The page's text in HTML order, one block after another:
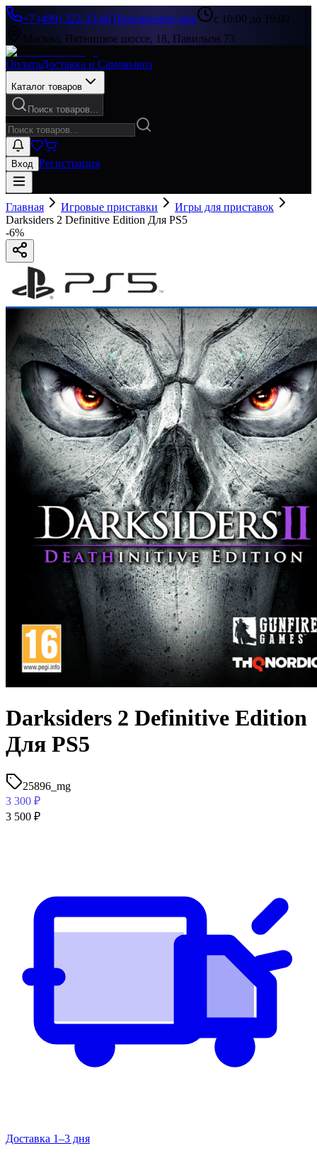
+7 (499) 322-33-86|Перезвоните мне
с 10:00 до 19:00
Москва, Пятницкое шоссе, 18, Павильон 73
ОплатаДоставка и Самовывоз
Каталог товаров
Поиск товаров...
Вход Регистрация
Главная Игровые приставки
Игры для приставок
Darksiders 2 Definitive Edition Для PS5
-6%
Darksiders 2 Definitive Edition
Для PS5
25896_mg
3 300 ₽
3 500 ₽
Доставка 1–3 дня